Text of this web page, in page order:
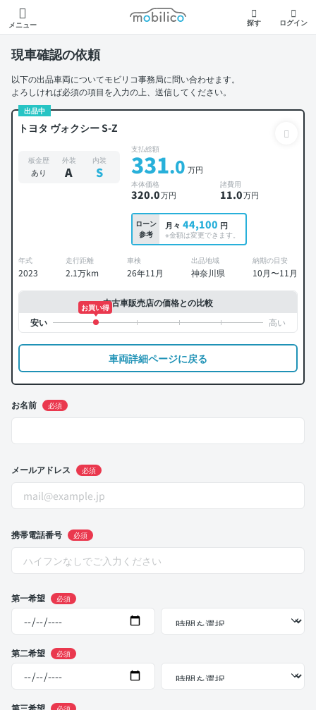
メニュー
モビリコ
探す ログイン
現車確認の依頼
以下の出品車両についてモビリコ事務局に問い合わせます。
よろしければ必須の項目を入力の上、送信してください。
出品中
トヨタ ヴォクシー S-Z
板金歴
あり
外装
A
内装
S
支払総額
331.0 万円
本体価格
320.0万円
諸費用
11.0万円
ローン
参考
月々 44,100 円
※金額は変更できます。
年式
2023
走行距離
2.1万km
車検
26年11月
出品地域
神奈川県
納期の目安
10月〜11月
中古車販売店の価格との比較
お買い得
車両詳細ページに戻る
お名前 必須
メールアドレス 必須
携帯電話番号 必須
第一希望 必須
第二希望 必須
第三希望